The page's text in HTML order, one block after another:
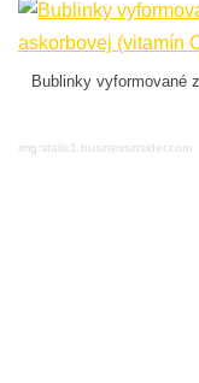
Bublinky vyformované
img:static1.businessinsider.com